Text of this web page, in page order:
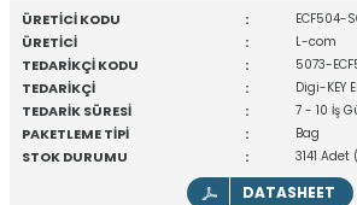
ÜRETİCİ KODU : ECF504-
ÜRETİCİ : L-com
TEDARİKÇİ KODU : 5073-
TEDARİKÇİ : Digi-KEY
TEDARİK SÜRESİ : 7 - 10 İş
PAKETLEME TİPİ : Bag
STOK DURUMU : 3141 Adet
DATASHEET